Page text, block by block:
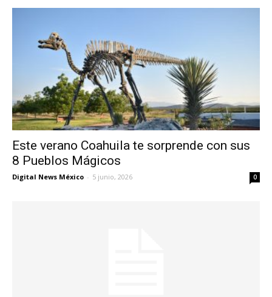
Este verano Coahuila te sorprende con sus
8 Pueblos Mágicos
Digital News México - 5 junio, 2026 0